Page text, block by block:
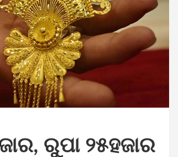
ରୁପା ୨୫ହଜାର